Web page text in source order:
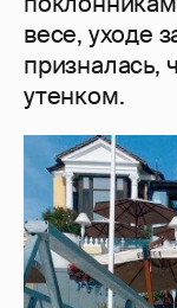
весе, уходе
призналась,
утенком.